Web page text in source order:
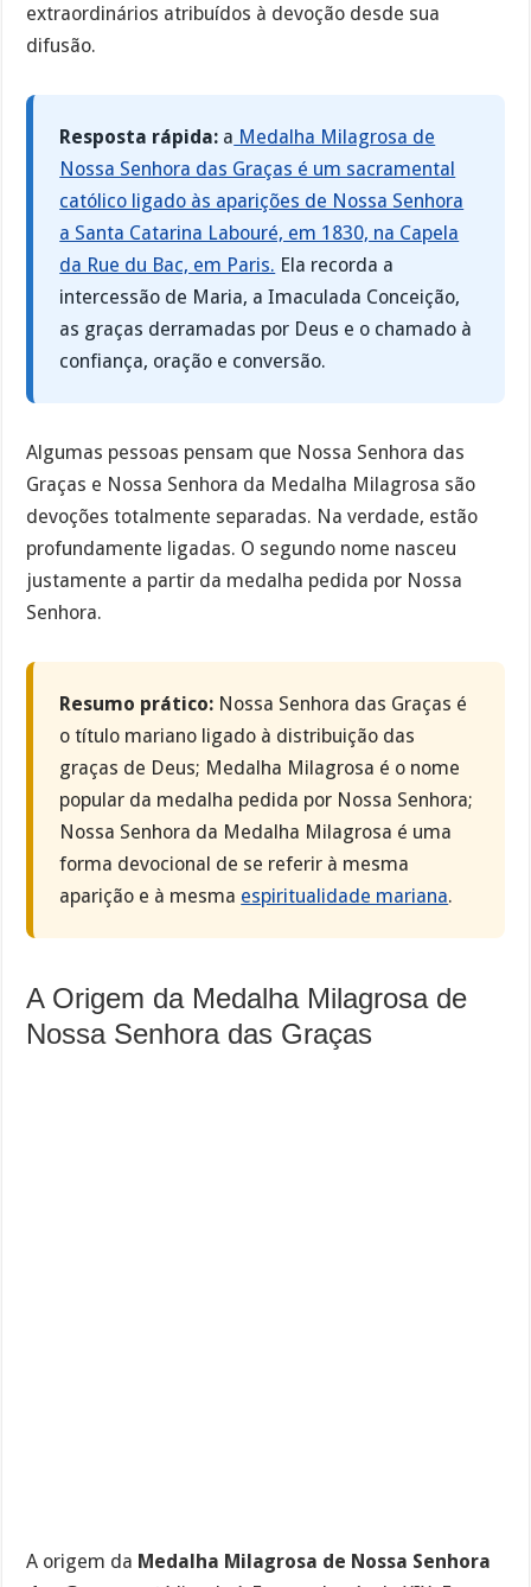
extraordinários atribuídos à devoção desde sua
difusão.
Resposta rápida: a Medalha Milagrosa de
Nossa Senhora das Graças é um sacramental
católico ligado às aparições de Nossa Senhora
a Santa Catarina Labouré, em 1830, na Capela
da Rue du Bac, em Paris. Ela recorda a
intercessão de Maria, a Imaculada Conceição,
as graças derramadas por Deus e o chamado à
confiança, oração e conversão.
Algumas pessoas pensam que Nossa Senhora das
Graças e Nossa Senhora da Medalha Milagrosa são
devoções totalmente separadas. Na verdade, estão
profundamente ligadas. O segundo nome nasceu
justamente a partir da medalha pedida por Nossa
Senhora.
Resumo prático: Nossa Senhora das Graças é
o título mariano ligado à distribuição das
graças de Deus; Medalha Milagrosa é o nome
popular da medalha pedida por Nossa Senhora;
Nossa Senhora da Medalha Milagrosa é uma
forma devocional de se referir à mesma
aparição e à mesma espiritualidade mariana.
A Origem da Medalha Milagrosa de
Nossa Senhora das Graças
A origem da Medalha Milagrosa de Nossa Senhora